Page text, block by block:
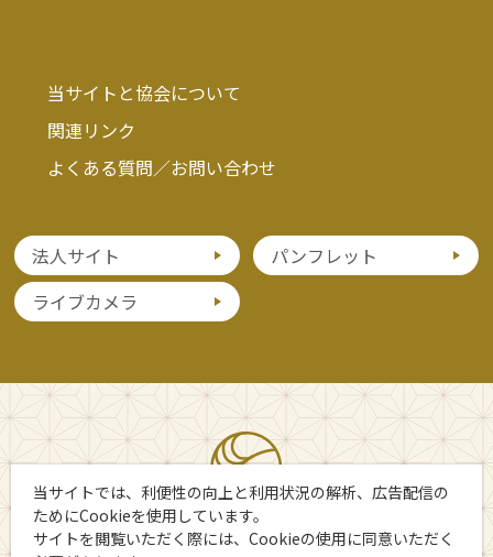
当サイトと協会について
関連リンク
よくある質問／お問い合わせ
法人サイト
パンフレット
ライブカメラ
当サイトでは、利便性の向上と利用状況の解析、広告配信の
ためにCookieを使用しています。
サイトを閲覧いただく際には、Cookieの使用に同意いただく